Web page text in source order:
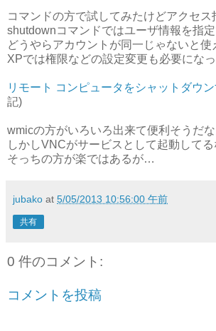
コマンドの方で試してみたけどアクセス
shutdownコマンドではユーザ情報を指定
どうやらアカウントが同一じゃないと使
XPでは権限などの設定変更も必要になっ
リモート コンピュータをシャットダウ
記)
wmicの方がいろいろ出来て便利そうだな
しかしVNCがサービスとして起動してる
そっちの方が楽ではあるが…
jubako at 5/05/2013 10:56:00 午前
共有
0 件のコメント:
コメントを投稿